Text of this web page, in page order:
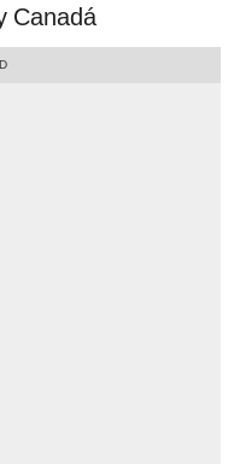
Canadá